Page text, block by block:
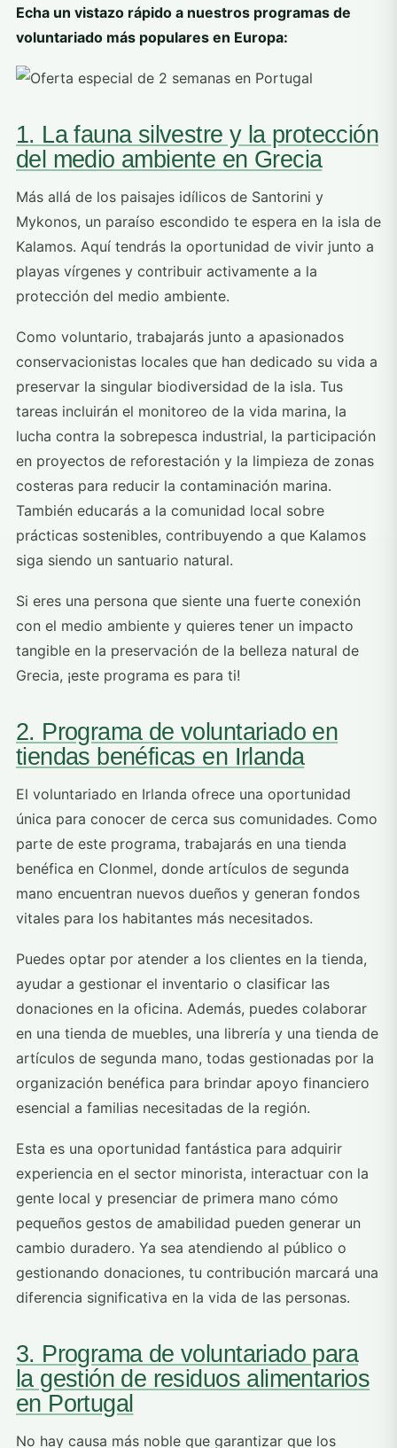
Echa un vistazo rápido a nuestros programas de
voluntariado más populares en Europa:
1. La fauna silvestre y la protección
del medio ambiente en Grecia
Más allá de los paisajes idílicos de Santorini y
Mykonos, un paraíso escondido te espera en la isla de
Kalamos. Aquí tendrás la oportunidad de vivir junto a
playas vírgenes y contribuir activamente a la
protección del medio ambiente.
Como voluntario, trabajarás junto a apasionados
conservacionistas locales que han dedicado su vida a
preservar la singular biodiversidad de la isla. Tus
tareas incluirán el monitoreo de la vida marina, la
lucha contra la sobrepesca industrial, la participación
en proyectos de reforestación y la limpieza de zonas
costeras para reducir la contaminación marina.
También educarás a la comunidad local sobre
prácticas sostenibles, contribuyendo a que Kalamos
siga siendo un santuario natural.
Si eres una persona que siente una fuerte conexión
con el medio ambiente y quieres tener un impacto
tangible en la preservación de la belleza natural de
Grecia, ¡este programa es para ti!
2. Programa de voluntariado en
tiendas benéficas en Irlanda
El voluntariado en Irlanda ofrece una oportunidad
única para conocer de cerca sus comunidades. Como
parte de este programa, trabajarás en una tienda
benéfica en Clonmel, donde artículos de segunda
mano encuentran nuevos dueños y generan fondos
vitales para los habitantes más necesitados.
Puedes optar por atender a los clientes en la tienda,
ayudar a gestionar el inventario o clasificar las
donaciones en la oficina. Además, puedes colaborar
en una tienda de muebles, una librería y una tienda de
artículos de segunda mano, todas gestionadas por la
organización benéfica para brindar apoyo financiero
esencial a familias necesitadas de la región.
Esta es una oportunidad fantástica para adquirir
experiencia en el sector minorista, interactuar con la
gente local y presenciar de primera mano cómo
pequeños gestos de amabilidad pueden generar un
cambio duradero. Ya sea atendiendo al público o
gestionando donaciones, tu contribución marcará una
diferencia significativa en la vida de las personas.
3. Programa de voluntariado para
la gestión de residuos alimentarios
en Portugal
No hay causa más noble que garantizar que los